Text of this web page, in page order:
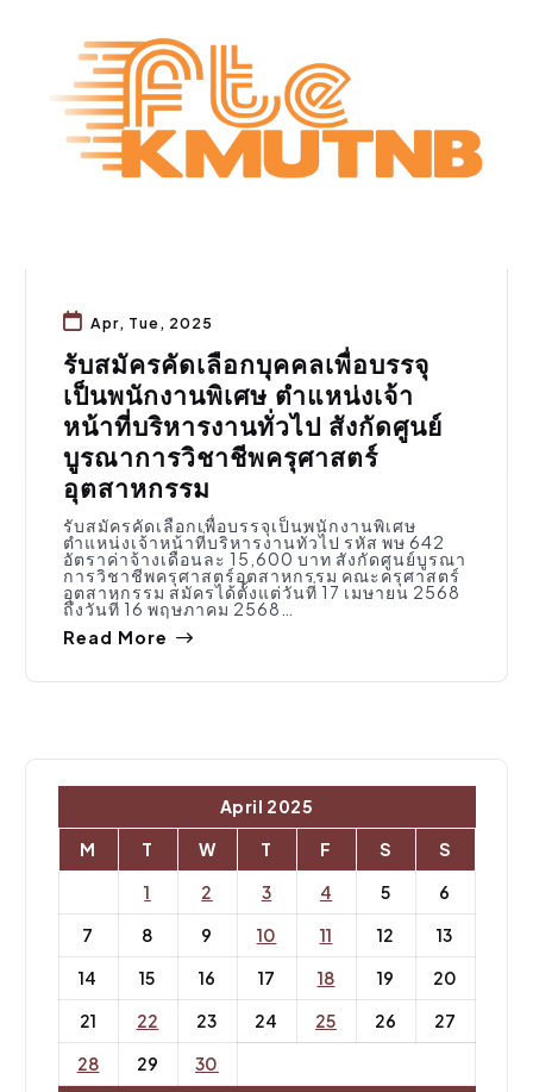
Apr, Tue, 2025
รับสมัครคัดเลือกบุคคลเพื่อบรรจุ
เป็นพนักงานพิเศษ ตำแหน่งเจ้า
หน้าที่บริหารงานทั่วไป สังกัดศูนย์
บูรณาการวิชาชีพครุศาสตร์
อุตสาหกรรม
รับสมัครคัดเลือกเพื่อบรรจุเป็นพนักงานพิเศษ
ตำแหน่งเจ้าหน้าที่บริหารงานทั่วไป รหัส พษ 642
อัตราค่าจ้างเดือนละ 15,600 บาท สังกัดศูนย์บูรณา
การวิชาชีพครุศาสตร์อุตสาหกรรม คณะครุศาสตร์
อุตสาหกรรม สมัครได้ตั้งแต่วันที่ 17 เมษายน 2568
ถึงวันที่ 16 พฤษภาคม 2568…
Read More
April 2025
M
T W T F S
S
1
2 3 4 5
6
7
8 9 10 11 12
13
14
15 16 17 18 19
20
21
22 23 24 25 26
27
28
29 30